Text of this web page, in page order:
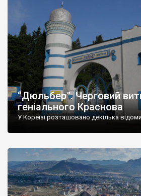
“Дюльбер”. Черговий
геніального Краснова
У Кореїзі розташовано декілька